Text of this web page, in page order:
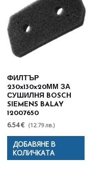
ФИЛТЪР
230x130x20ММ ЗА
СУШИЛНЯ BOSCH
SIEMENS BALAY
12007650
6.54 € (12.79 лв.)
ДОБАВЯНЕ В
КОЛИЧКАТА